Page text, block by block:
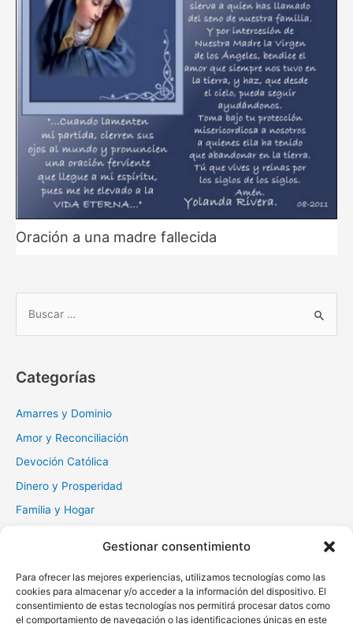
Gestionar consentimiento
Para ofrecer las mejores experiencias, utilizamos tecnologías como las
cookies para almacenar y/o acceder a la información del dispositivo. El
consentimiento de estas tecnologías nos permitirá procesar datos como
el comportamiento de navegación o las identificaciones únicas en este
Oración a una madre fallecida
r
Categorías
Amarres y Dominio
Amor y Reconciliación
Devoción Católica
Dinero y Prosperidad
Familia y Hogar
Muerte y Difuntos
Oraciones Diarias